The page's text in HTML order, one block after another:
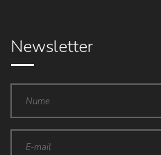
Newsletter